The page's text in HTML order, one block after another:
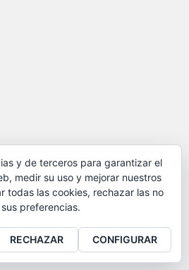
y de terceros para garantizar el
medir su uso y mejorar nuestros
todas las cookies, rechazar las no
preferencias.
RECHAZAR CONFIGURAR